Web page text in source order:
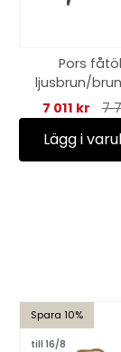
Pors
ljusbrun/
7 011 kr
7
Lägg i
Spara 10%
till 16/8